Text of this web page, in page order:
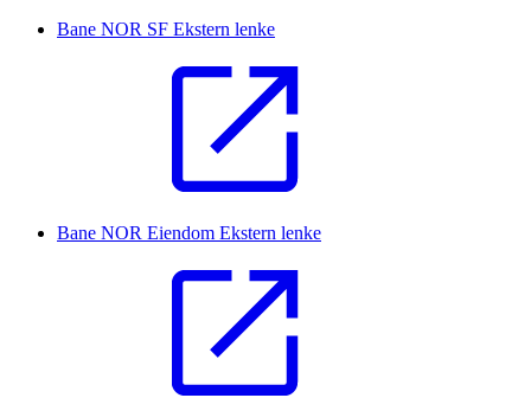
Bane NOR SF Ekstern lenke
Bane NOR Eiendom Ekstern lenke